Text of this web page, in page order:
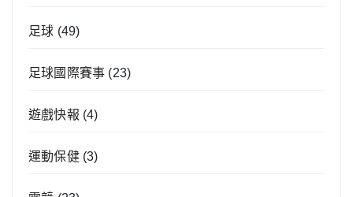
足球 (49)
足球國際賽事 (23)
遊戲快報 (4)
運動保健(3)